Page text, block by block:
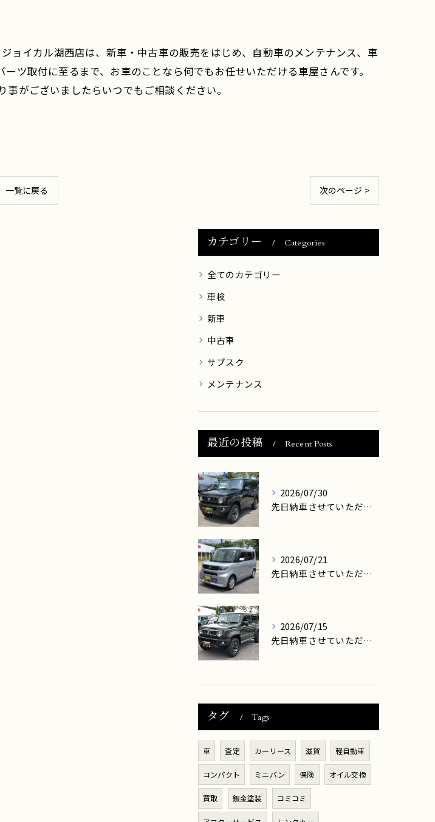
ョイカル湖西店は、新車・中古車の販売をはじめ、自動車のメンテナンス、車
ツ取付に至るまで、お車のことなら何でもお任せいただける車屋さんです。
がございましたらいつでもご相談ください。
一覧に戻る 次のページ >
カテゴリー Categories
全てのカテゴリー
車検
新車
中古車
サブスク
メンテナンス
最近の投稿 Recent Posts
2026/07/30
先日納車させていただきましたお客様は、高島市在住のM様です。
2026/07/21
先日納車させていただきましたお客様は、大津市在住のK様です。
2026/07/15
先日納車させていただきましたお客様は、大津市在住のY様です。
タグ Tags
車 査定 カーリース 滋賀 軽自動車
コンパクト ミニバン 保険 オイル交換
買取 鈑金塗装 コミコミ